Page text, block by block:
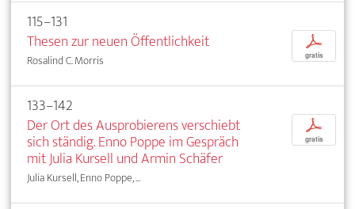
115–131
Thesen zur neuen Öffentlichkeit
Rosalind C. Morris
p
gratis
133–142
Der Ort des Ausprobierens verschiebt
sich ständig. Enno Poppe im Gespräch
mit Julia Kursell und Armin Schäfer
Julia Kursell, Enno Poppe, ...
p
gratis